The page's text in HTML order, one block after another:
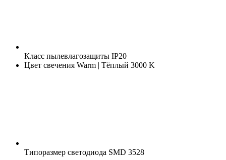
Класс пылевлагозащиты IP20
Цвет свечения Warm | Тёплый 3000 K
Типоразмер светодиода SMD 3528